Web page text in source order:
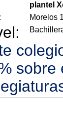
plantel
Morelos
sobre